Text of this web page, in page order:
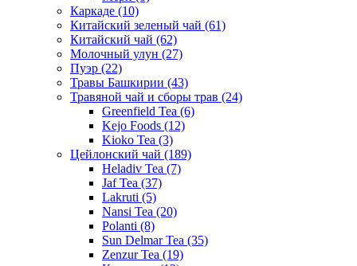
Каркаде (10)
Китайский зеленый чай (61)
Китайский чай (62)
Молочный улун (27)
Пуэр (22)
Травы Башкирии (43)
Травяной чай и сборы трав (24)
Greenfield Tea (6)
Kejo Foods (12)
Kioko Tea (3)
Цейлонский чай (189)
Heladiv Tea (7)
Jaf Tea (37)
Lakruti (5)
Nansi Tea (20)
Polanti (8)
Sun Delmar Tea (35)
Zenzur Tea (19)